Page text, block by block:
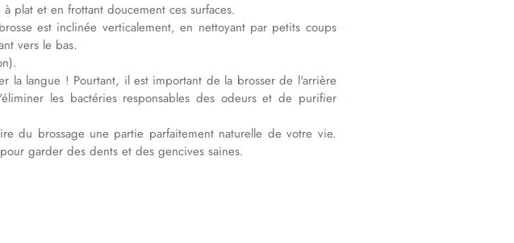
plat et en frottant doucement ces surfaces.
est inclinée verticalement, en nettoyant par petits coups
vers le bas.
la langue ! Pourtant, il est important de la brosser de l'arrière
les bactéries responsables des odeurs et de purifier
du brossage une partie parfaitement naturelle de votre vie.
garder des dents et des gencives saines.